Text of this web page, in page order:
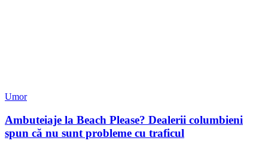
Umor
Ambuteiaje la Beach Please? Dealerii columbieni
spun că nu sunt probleme cu traficul